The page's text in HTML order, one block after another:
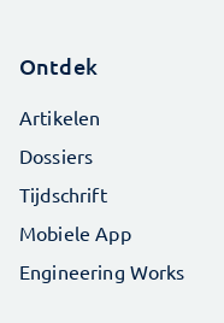
Ontdek
Artikelen
Dossiers
Tijdschrift
Mobiele App
Engineering Works